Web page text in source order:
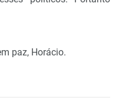
paz, Horácio.